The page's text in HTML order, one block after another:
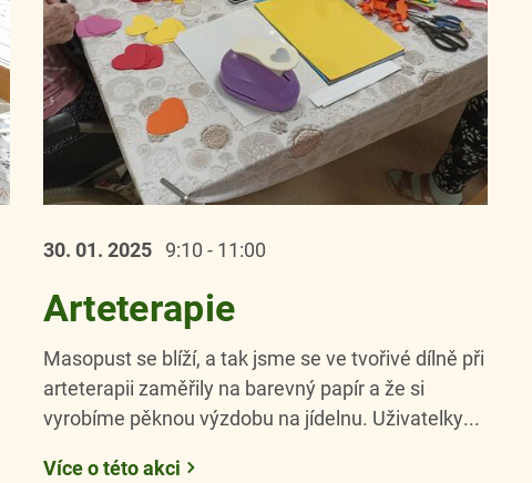
30. 01. 2025 9:10 - 11:00
Arteterapie
Masopust se blíží, a tak jsme se ve tvořivé dílně při
arteterapii zaměřily na barevný papír a že si
vyrobíme pěknou výzdobu na jídelnu. Uživatelky...
Více o této akci